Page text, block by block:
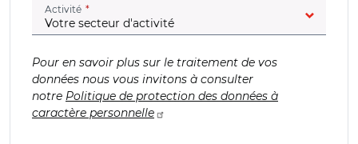
Activité (champ obligatoire)
Pour en savoir plus sur le traitement de vos
données nous vous invitons à consulter
notre Politique de protection des données à
caractère personnelle